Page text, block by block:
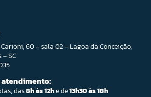
60 – sala 02 – Lagoa da Conceição,
SC
das8h às 12he de13h30 às 18h